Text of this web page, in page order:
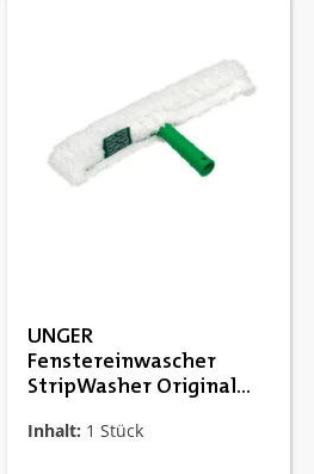
UNGER
Fenstereinwascher
StripWasher Original
Inhalt: 1 Stück